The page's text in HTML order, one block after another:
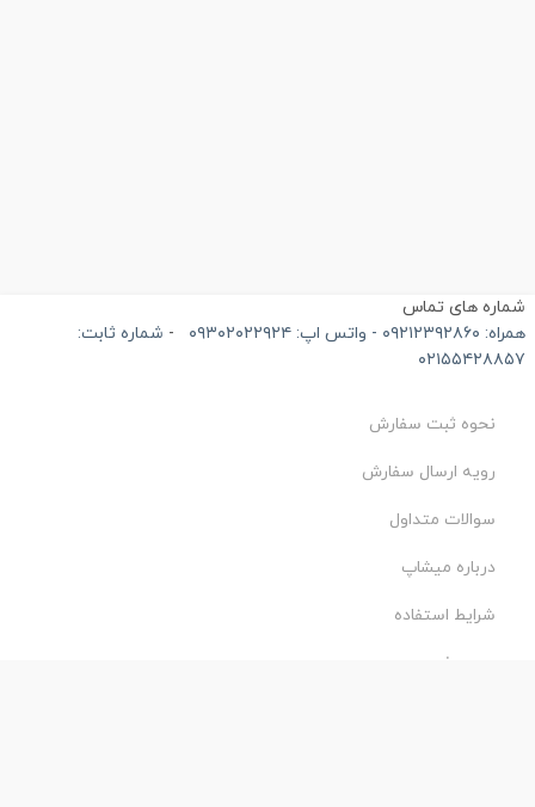
های تماس
- واتس اپ: ۰۹۳۰۲۰۲۲۹۲۴
-
شماره ثابت:
نحوه ثبت سفارش
رویه ارسال سفارش
سوالات متداول
درباره میشاپ
شرایط استفاده
حریم خصوصی